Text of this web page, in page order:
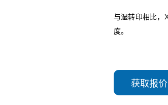
获取报价